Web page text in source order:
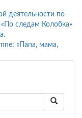
деятельности по
следам Колобка»
«Папа, мама,